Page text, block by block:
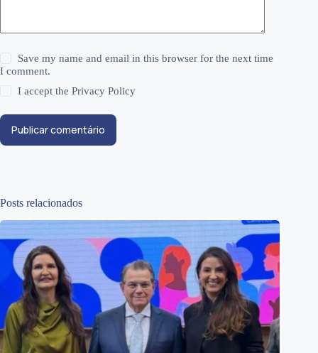
Save my name and email in this browser for the next time
I comment.
I accept thePrivacy Policy
Publicar comentário
Posts relacionados